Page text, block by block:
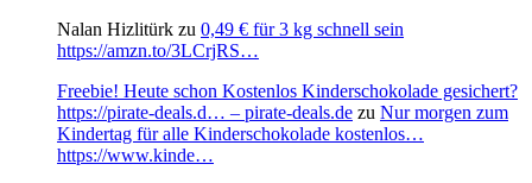
Nalan Hizlitürk zu 0,49 € für 3 kg schnell sein
https://amzn.to/3LCrjRS…
Freebie! Heute schon Kostenlos Kinderschokolade gesichert?
https://pirate-deals.d… – pirate-deals.de zu Nur morgen zum
Kindertag für alle Kinderschokolade kostenlos…
https://www.kinde…